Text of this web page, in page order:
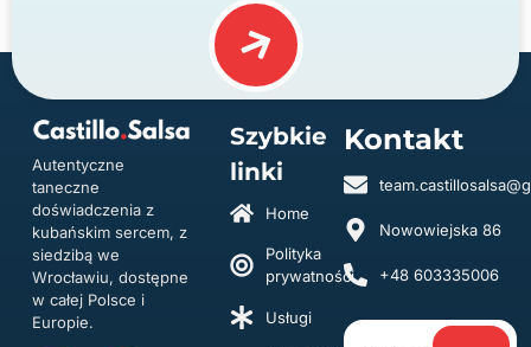
Autentyczne
taneczne
doświadczenia z
kubańskim sercem, z
siedzibą we
Wrocławiu, dostępne
w całej Polsce i
Europie.
Szybkie
linki
Home
Polityka
prywatności
Usługi
Kontakt
Nowowiejska 86
+48 603335006